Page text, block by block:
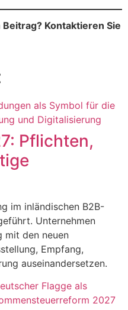
Kontaktieren Sie
Pflichten,
im inländischen B2B-
Unternehmen
mit den neuen
Empfang,
auseinandersetzen.